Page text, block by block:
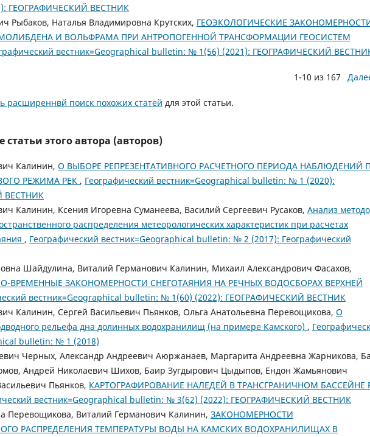
ГЕОГРАФИЧЕСКИЙ ВЕСТНИК
Рыбаков, Наталья Владимировна Крутских, ГЕОЭКОЛОГИЧЕСКИЕ
И ВОЛЬФРАМА ПРИ АНТРОПОГЕННОЙ ТРАНСФОРМАЦИИ ГЕОСИСТЕМ
вестник=Geographical bulletin: № 1(56) (2021): ГЕОГРАФИЧЕСКИЙ
1-10 из 167
расширеннвй поиск похожих статей для этой статьи.
этого автора (авторов)
Калинин, О ВЫБОРЕ РЕПРЕЗЕНТАТИВНОГО РАСЧЕТНОГО ПЕРИОДА НАБЛЮДЕНИЙ
РЕЖИМА РЕК , Географический вестник=Geographical bulletin: № 1 (2020):
ВЕСТНИК
Калинин, Ксения Игоревна Суманеева, Василий Сергеевич Русаков, Анализ
распределения метеорологических характеристик при расчетах
, Географический вестник=Geographical bulletin: № 2 (2017): Географический
Шайдулина, Виталий Германович Калинин, Михаил Александрович Фасахов,
ВРЕМЕННЫЕ ЗАКОНОМЕРНОСТИ СНЕГОТАЯНИЯ НА РЕЧНЫХ ВОДОСБОРАХ ВЕРХНЕЙ
вестник=Geographical bulletin: № 1(60) (2022): ГЕОГРАФИЧЕСКИЙ ВЕСТНИК
Калинин, Сергей Васильевич Пьянков, Ольга Анатольевна Перевощикова, О
рельефа дна долинных водохранилищ (на примере Камского) ,
bulletin: № 1 (2018)
Черных, Александр Андреевич Аюржанаев, Маргарита Андреевна Жарникова,
Андрей Николаевич Шихов, Баир Зугдырович Цыдыпов, Ендон Жамьянович
Пьянков, КАРТОГРАФИРОВАНИЕ НАЛЕДЕЙ В ТРАНСГРАНИЧНОМ БАССЕЙНЕ
вестник=Geographical bulletin: № 3(62) (2022): ГЕОГРАФИЧЕСКИЙ ВЕСТНИК
Перевощикова, Виталий Германович Калинин, ЗАКОНОМЕРНОСТИ
РАСПРЕДЕЛЕНИЯ ТЕМПЕРАТУРЫ ВОДЫ НА КАМСКИХ ВОДОХРАНИЛИЩАХ В